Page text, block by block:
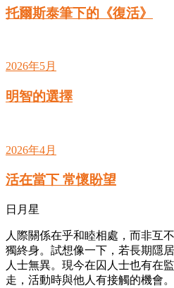
托爾斯泰筆下的《復活》
2026年5月
明智的選擇
2026年4月
活在當下 常懷盼望
日月星
人際關係在乎和睦相處，而非互
獨終身。試想像一下，若長期隱
人士無異。現今在囚人士也有在
走，活動時與他人有接觸的機會